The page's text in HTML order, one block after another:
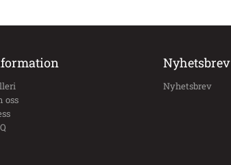
oss
Nyhetsbrev
Nyhetsbrev